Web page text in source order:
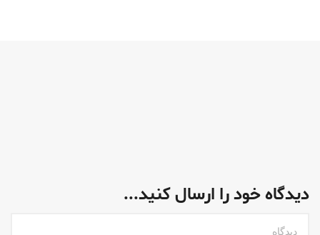
دیدگاه خود را ارسال کنید...